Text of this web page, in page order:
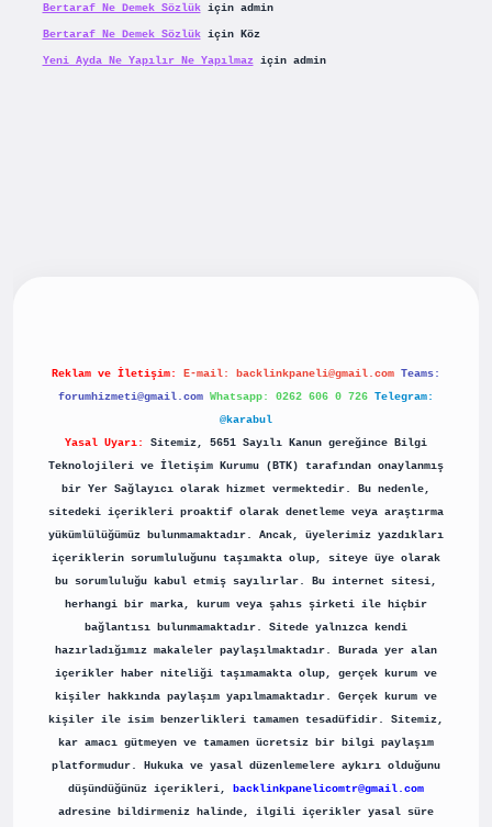
Bertaraf Ne Demek Sözlükiçin admin
Bertaraf Ne Demek Sözlükiçin Köz
Yeni Ayda Ne Yapılır Ne Yapılmaziçin admin
Reklam ve İletişim: E-mail: backlinkpaneli@gmail.com Teams:
forumhizmeti@gmail.com Whatsapp: 0262 606 0 726 Telegram:
@karabul
Yasal Uyarı:
Sitemiz, 5651 Sayılı Kanun gereğince Bilgi
Teknolojileri ve İletişim Kurumu (BTK) tarafından onaylanmış
bir Yer Sağlayıcı olarak hizmet vermektedir. Bu nedenle,
sitedeki içerikleri proaktif olarak denetleme veya araştırma
yükümlülüğümüz bulunmamaktadır. Ancak, üyelerimiz yazdıkları
içeriklerin sorumluluğunu taşımakta olup, siteye üye olarak
bu sorumluluğu kabul etmiş sayılırlar. Bu internet sitesi,
herhangi bir marka, kurum veya şahıs şirketi ile hiçbir
bağlantısı bulunmamaktadır. Sitede yalnızca kendi
hazırladığımız makaleler paylaşılmaktadır. Burada yer alan
içerikler haber niteliği taşımamakta olup, gerçek kurum ve
kişiler hakkında paylaşım yapılmamaktadır. Gerçek kurum ve
kişiler ile isim benzerlikleri tamamen tesadüfidir. Sitemiz,
kar amacı gütmeyen ve tamamen ücretsiz bir bilgi paylaşım
platformudur. Hukuka ve yasal düzenlemelere aykırı olduğunu
düşündüğünüz içerikleri,
backlinkpanelicomtr@gmail.com
adresine bildirmeniz halinde, ilgili içerikler yasal süre